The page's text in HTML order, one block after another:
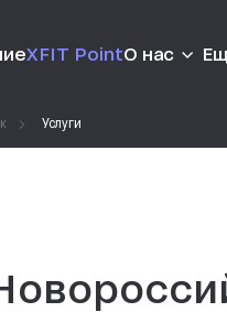
XFIT PointО нас
Услуги